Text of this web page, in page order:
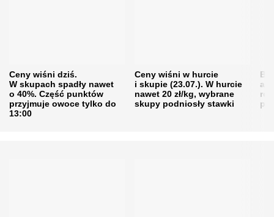
Ceny wiśni dziś.
W skupach spadły nawet
o 40%. Część punktów
przyjmuje owoce tylko do
13:00
Ceny wiśni w hurcie
i skupie (23.07.). W hurcie
nawet 20 zł/kg, wybrane
skupy podniosły stawki